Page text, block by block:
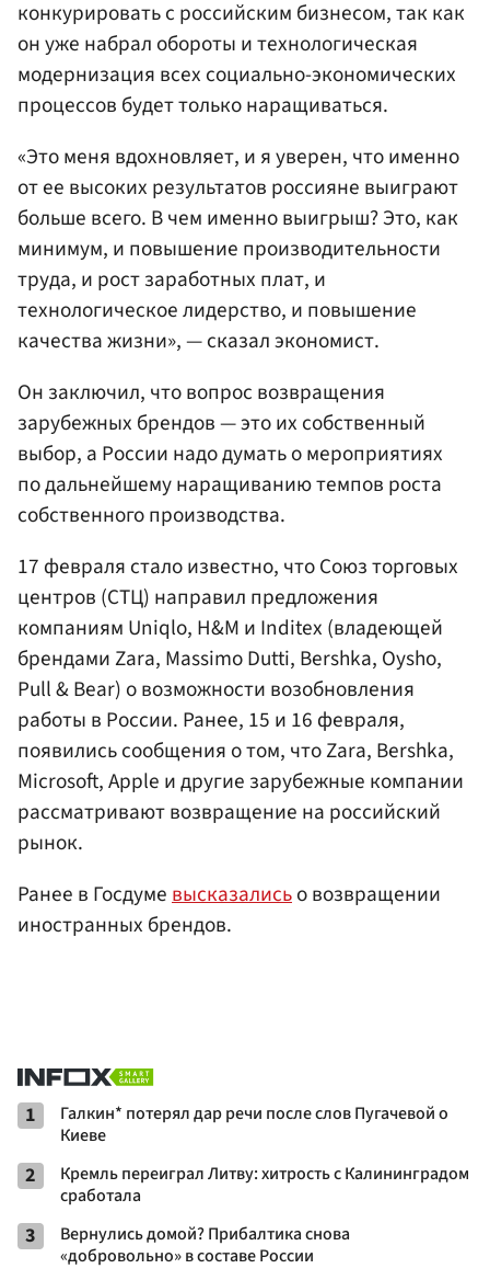
конкурировать с российским бизнесом, так как
он уже набрал обороты и технологическая
модернизация всех социально-экономических
процессов будет только наращиваться.
«Это меня вдохновляет, и я уверен, что именно
от ее высоких результатов россияне выиграют
больше всего. В чем именно выигрыш? Это, как
минимум, и повышение производительности
труда, и рост заработных плат, и
технологическое лидерство, и повышение
качества жизни», — сказал экономист.
Он заключил, что вопрос возвращения
зарубежных брендов — это их собственный
выбор, а России надо думать о мероприятиях
по дальнейшему наращиванию темпов роста
собственного производства.
17 февраля стало известно, что Союз торговых
центров (СТЦ) направил предложения
компаниям Uniqlo, H&M и Inditex (владеющей
брендами Zara, Massimo Dutti, Bershka, Oysho,
Pull & Bear) о возможности возобновления
работы в России. Ранее, 15 и 16 февраля,
появились сообщения о том, что Zara, Bershka,
Microsoft, Apple и другие зарубежные компании
рассматривают возвращение на российский
рынок.
Ранее в Госдумевысказалисьо возвращении
иностранных брендов.
1
Галкин* потерял дар речи после слов Пугачевой о
Киеве
2
Кремль переиграл Литву: хитрость с Калининградом
сработала
3
Вернулись домой? Прибалтика снова
«добровольно» в составе России